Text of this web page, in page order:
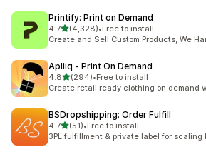
Printify: Print on Demand
4.7별 5개 중
(4,328)
총 리뷰 4328개
•Free to install
Create and Sell Custom Products, We
Apliiq ‑ Print On Demand
4.8별 5개 중
(294)
총 리뷰 294개
•Free to install
Create retail ready clothing on demand
BSDropshipping: Order Fulfill
4.7별 5개 중
(51)
총 리뷰 51개
•Free to install
3PL fulfillment & private label for scaling